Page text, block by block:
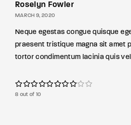
Roselyn Fowler
MARCH 9, 2020
Neque egestas congue quisque
praesent tristique magna sit amet
tortor condimentum lacinia quis
8 out of 10